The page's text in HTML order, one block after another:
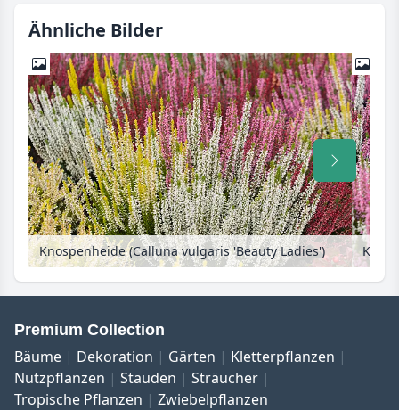
Ähnliche Bilder
Knospenheide (Calluna vulgaris 'Beauty Ladies')
Premium Collection
Bäume Dekoration Gärten
Kletterpflanzen
Nutzpflanzen
Stauden
Sträucher
Tropische Pflanzen
Zwiebelpflanzen